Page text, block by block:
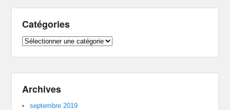
Catégories
Catégories
Archives
septembre 2019